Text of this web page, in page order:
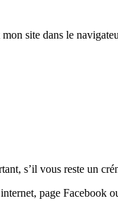
site dans le
s’il vous reste un
page Facebook